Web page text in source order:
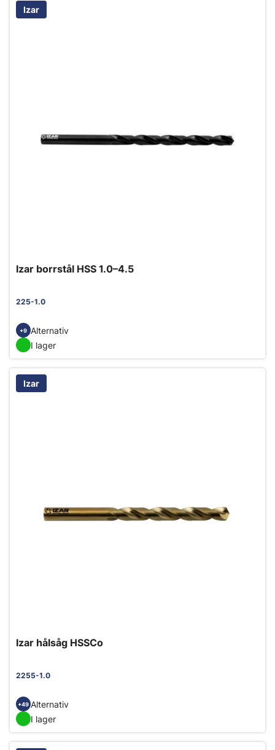
Izar
Izar borrstål HSS 1.0–4.5
225-1.0
+9
Alternativ
I lager
Izar
Izar hålsåg HSSCo
2255-1.0
+49 Alternativ
I lager